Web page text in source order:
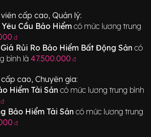
cấp cao, Quản lý:
Cầu Bảo Hiểmcó mức lương trung
đ
Rủi Ro Bảo Hiểm Bất Động Sảncó
bình là47.500.000 đ
cao, Chuyên gia:
Hiểm Tài Sảncó mức lương trung bình
đ
Bảo Hiểm Tài Sảncó mức lương trung
đ